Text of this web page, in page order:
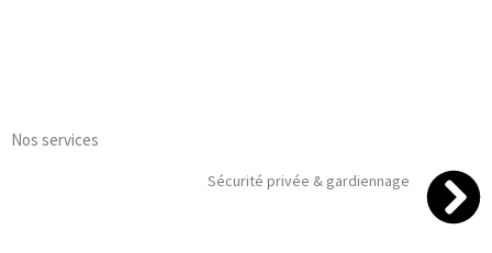
Nos services
Sécurité privée & gardiennage